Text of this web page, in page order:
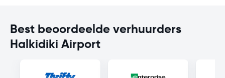
Best beoordeelde verhuurders
Halkidiki Airport